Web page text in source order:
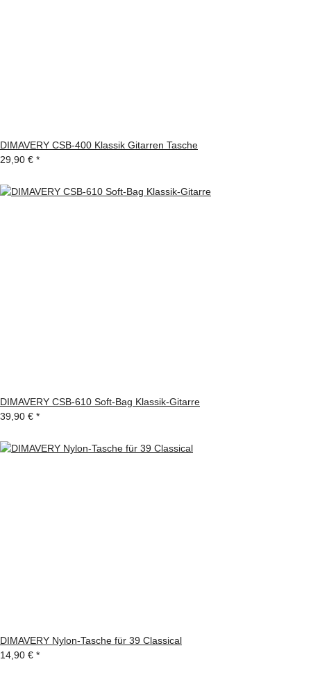
DIMAVERY CSB-400 Klassik Gitarren Tasche
29,90 € *
DIMAVERY CSB-610 Soft-Bag Klassik-Gitarre
39,90 € *
DIMAVERY Nylon-Tasche für 39 Classical
14,90 € *